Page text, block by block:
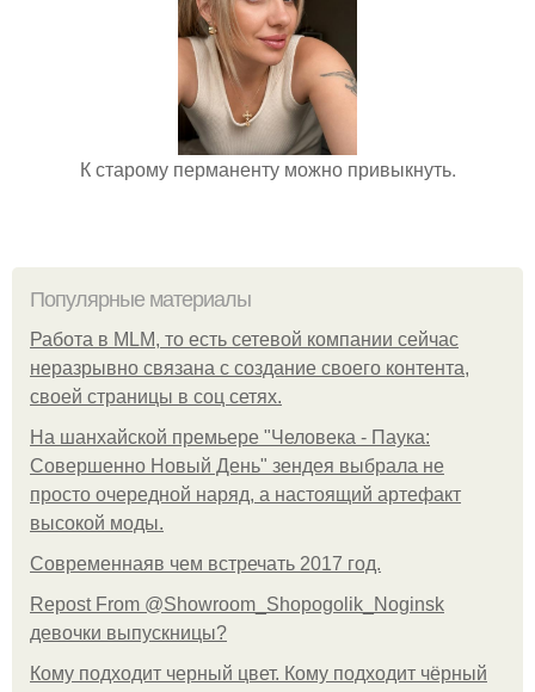
К старому перманенту можно привыкнуть.
Популярные материалы
Работа в MLM, то есть сетевой компании сейчас
неразрывно связана с создание своего контента,
своей страницы в соц сетях.
На шанхайской премьере "Человека - Паука:
Совершенно Новый День" зендея выбрала не
просто очередной наряд, а настоящий артефакт
высокой моды.
Современнаяв чем встречать 2017 год.
Repost From @Showroom_Shopogolik_Noginsk
девочки выпускницы?
Кому подходит черный цвет. Кому подходит чёрный